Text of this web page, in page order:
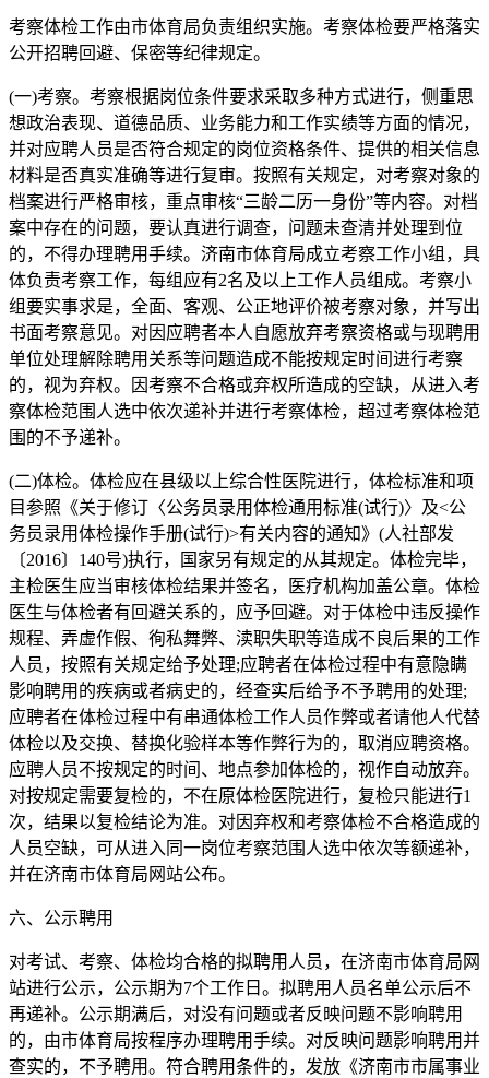
考察体检工作由市体育局负责组织实施。考察体检要严格落实
公开招聘回避、保密等纪律规定。
(一)考察。考察根据岗位条件要求采取多种方式进行，侧重思
想政治表现、道德品质、业务能力和工作实绩等方面的情况，
并对应聘人员是否符合规定的岗位资格条件、提供的相关信息
材料是否真实准确等进行复审。按照有关规定，对考察对象的
档案进行严格审核，重点审核“三龄二历一身份”等内容。对档
案中存在的问题，要认真进行调查，问题未查清并处理到位
的，不得办理聘用手续。济南市体育局成立考察工作小组，具
体负责考察工作，每组应有2名及以上工作人员组成。考察小
组要实事求是，全面、客观、公正地评价被考察对象，并写出
书面考察意见。对因应聘者本人自愿放弃考察资格或与现聘用
单位处理解除聘用关系等问题造成不能按规定时间进行考察
的，视为弃权。因考察不合格或弃权所造成的空缺，从进入考
察体检范围人选中依次递补并进行考察体检，超过考察体检范
围的不予递补。
(二)体检。体检应在县级以上综合性医院进行，体检标准和项
目参照《关于修订〈公务员录用体检通用标准(试行)〉及<公
务员录用体检操作手册(试行)>有关内容的通知》(人社部发
〔2016〕140号)执行，国家另有规定的从其规定。体检完毕，
主检医生应当审核体检结果并签名，医疗机构加盖公章。体检
医生与体检者有回避关系的，应予回避。对于体检中违反操作
规程、弄虚作假、徇私舞弊、渎职失职等造成不良后果的工作
人员，按照有关规定给予处理;应聘者在体检过程中有意隐瞒
影响聘用的疾病或者病史的，经查实后给予不予聘用的处理;
应聘者在体检过程中有串通体检工作人员作弊或者请他人代替
体检以及交换、替换化验样本等作弊行为的，取消应聘资格。
应聘人员不按规定的时间、地点参加体检的，视作自动放弃。
对按规定需要复检的，不在原体检医院进行，复检只能进行1
次，结果以复检结论为准。对因弃权和考察体检不合格造成的
人员空缺，可从进入同一岗位考察范围人选中依次等额递补，
并在济南市体育局网站公布。
六、公示聘用
对考试、考察、体检均合格的拟聘用人员，在济南市体育局网
站进行公示，公示期为7个工作日。拟聘用人员名单公示后不
再递补。公示期满后，对没有问题或者反映问题不影响聘用
的，由市体育局按程序办理聘用手续。对反映问题影响聘用并
查实的，不予聘用。符合聘用条件的，发放《济南市市属事业